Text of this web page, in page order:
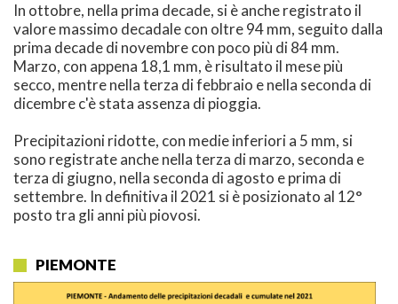
In ottobre, nella prima decade, si è anche registrato il
valore massimo decadale con oltre 94 mm, seguito dalla
prima decade di novembre con poco più di 84 mm.
Marzo, con appena 18,1 mm, è risultato il mese più
secco, mentre nella terza di febbraio e nella seconda di
dicembre c'è stata assenza di pioggia.
Precipitazioni ridotte, con medie inferiori a 5 mm, si
sono registrate anche nella terza di marzo, seconda e
terza di giugno, nella seconda di agosto e prima di
settembre. In definitiva il 2021 si è posizionato al 12°
posto tra gli anni più piovosi.
PIEMONTE